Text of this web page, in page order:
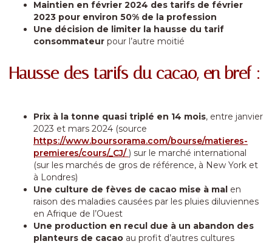
Maintien en février 2024 des tarifs de février
2023 pour environ 50% de la profession
Une décision de limiter la hausse du tarif
consommateur pour l’autre moitié
Hausse des tarifs du cacao, en bref :
Prix à la tonne quasi triplé en 14 mois, entre janvier
2023 et mars 2024 (source
https://www.boursorama.com/bourse/matieres-
premieres/cours/_CJ/) sur le marché international
(sur les marchés de gros de référence, à New York et
à Londres)
Une culture de fèves de cacao mise à mal en
raison des maladies causées par les pluies diluviennes
en Afrique de l’Ouest
Une production en recul due à un abandon des
planteurs de cacao au profit d’autres cultures